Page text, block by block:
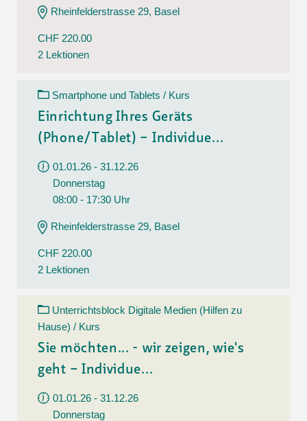
Rheinfelderstrasse 29, Basel
CHF 220.00
2 Lektionen
Smartphone und Tablets / Kurs
Einrichtung Ihres Geräts
(Phone/Tablet) – Individue...
01.01.26 - 31.12.26
Donnerstag
08:00 - 17:30 Uhr
Rheinfelderstrasse 29, Basel
CHF 220.00
2 Lektionen
Unterrichtsblock Digitale Medien (Hilfen zu
Hause) / Kurs
Sie möchten... - wir zeigen, wie's
geht – Individue...
01.01.26 - 31.12.26
Donnerstag